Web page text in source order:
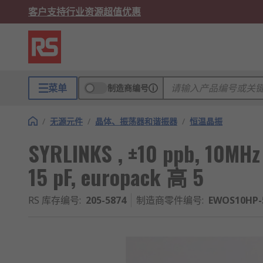
客户支持行业资源超值优惠
菜单 制造商编号
/ 无源元件 / 晶体、振荡器和谐振器 / 恒温晶振
SYRLINKS , ±10 ppb,
15 pF, europack 高 5
RS 库存编号: 205-5874 制造商零件编号: